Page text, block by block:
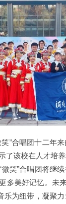
”合唱团十二年
了该校在人才培
笑”合唱团将继
多美好记忆。未
乐为纽带，凝聚